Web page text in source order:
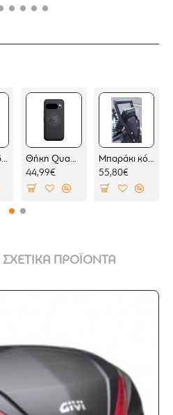
Επέκταση βάσης πλαϊνού σταντ SW-Motech Moto Guzzi Stelvio 23-
Θήκη Quad Lock MAG Google Pixel 10 Pro (μαγνητική)
44,99€
Μπαράκι κόκπιτ KOVE 800 X PRO
55,80€
ΣΧΕΤΙΚΑ ΠΡΟΪΟΝΤΑ